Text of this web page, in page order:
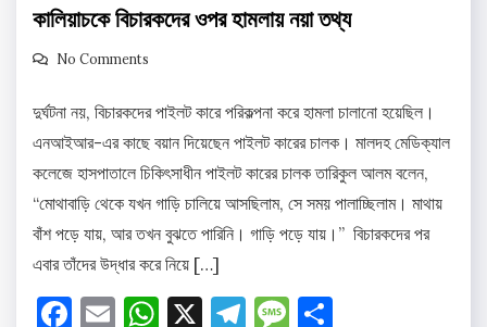
কালিয়াচকে বিচারকদের ওপর হামলায় নয়া তথ্য
No Comments
দুর্ঘটনা নয়, বিচারকদের পাইলট কারে পরিকল্পনা করে হামলা চালানো হয়েছিল।
এনআইআর-এর কাছে বয়ান দিয়েছেন পাইলট কারের চালক। মালদহ মেডিক্যাল
কলেজে হাসপাতালে চিকিৎসাধীন পাইলট কারের চালক তারিকুল আলম বলেন,
“মোথাবাড়ি থেকে যখন গাড়ি চালিয়ে আসছিলাম, সে সময় পালাচ্ছিলাম। মাথায়
বাঁশ পড়ে যায়, আর তখন বুঝতে পারিনি। গাড়ি পড়ে যায়।” বিচারকদের পর
এবার তাঁদের উদ্ধার করে নিয়ে […]
Facebook
EmailWhatsApp
X Telegram
Message